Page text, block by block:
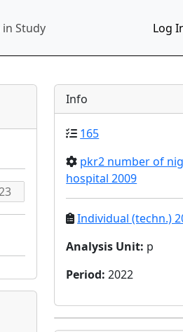
in Study Log
Info
165
pkr2 number of
hospital 2009
Individual (techn.)
Analysis Unit: p
Period:2022